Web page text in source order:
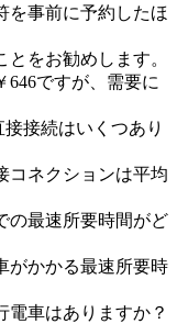
を事前に予約したほ
をお勧めします。
646ですが、需要に
接続はいくつあり
コネクションは平均
の最速所要時間がど
がかかる最速所要時
電車はありますか？